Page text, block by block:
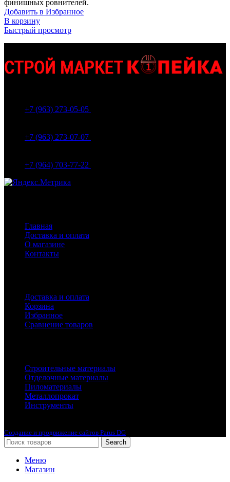
финишных ровнителей.
Добавить в Избранное
В корзину
Быстрый просмотр
+7 (963) 273-05-05
+7 (963) 273-07-07
+7 (964) 703-77-22
Главная
Доставка и оплата
О магазине
Контакты
Доставка и оплата
Корзина
Избранное
Сравнение товаров
Строительные материалы
Отделочные материалы
Пиломатериалы
Металлопрокат
Инструменты
Создание и продвижение сайтов Parus DG
Search
Меню
Магазин